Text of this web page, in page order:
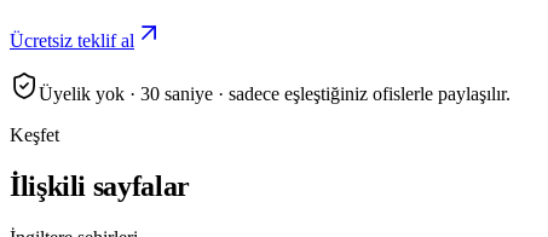
Ücretsiz teklif al
Üyelik yok · 30 saniye · sadece eşleştiğiniz ofislerle paylaşılır.
Keşfet
İlişkili sayfalar